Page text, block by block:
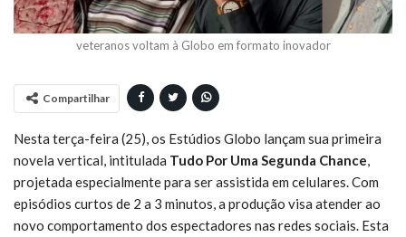
veteranos voltam à Globo em formato inovador
Compartilhar
Nesta terça-feira (25), os Estúdios Globo lançam sua primeira
novela vertical, intitulada Tudo Por Uma Segunda Chance,
projetada especialmente para ser assistida em celulares. Com
episódios curtos de 2 a 3 minutos, a produção visa atender ao
novo comportamento dos espectadores nas redes sociais. Esta